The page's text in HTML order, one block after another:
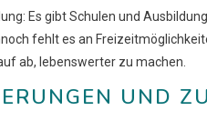
Es gibt Schulen und
fehlt es an
ab, lebenswerter zu machen.
UND